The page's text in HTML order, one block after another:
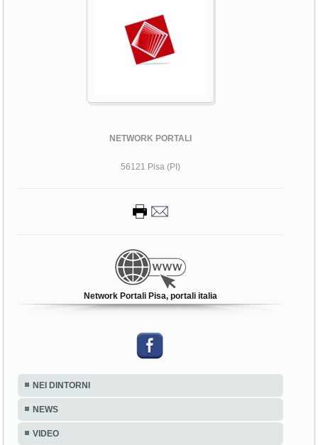
NETWORK PORTALI
56121 Pisa (PI)
Network Portali Pisa, portali italia
NEI DINTORNI
NEWS
VIDEO